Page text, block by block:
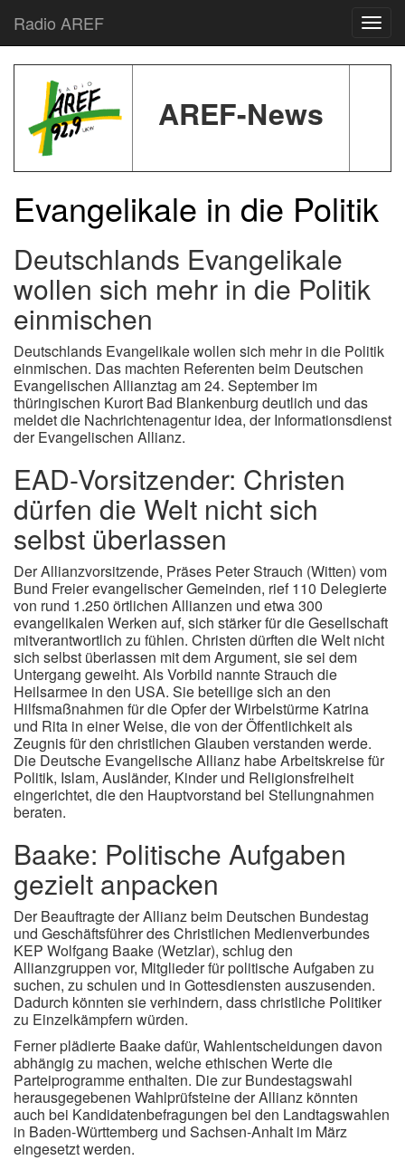
Radio AREF
AREF-News
Evangelikale in die Politik
Deutschlands Evangelikale
wollen sich mehr in die Politik
einmischen
Deutschlands Evangelikale wollen sich mehr in die Politik
einmischen. Das machten Referenten beim Deutschen
Evangelischen Allianztag am 24. September im
thüringischen Kurort Bad Blankenburg deutlich und das
meldet die Nachrichtenagentur idea, der Informationsdienst
der Evangelischen Allianz.
EAD-Vorsitzender: Christen
dürfen die Welt nicht sich
selbst überlassen
Der Allianzvorsitzende, Präses Peter Strauch (Witten) vom
Bund Freier evangelischer Gemeinden, rief 110 Delegierte
von rund 1.250 örtlichen Allianzen und etwa 300
evangelikalen Werken auf, sich stärker für die Gesellschaft
mitverantwortlich zu fühlen. Christen dürften die Welt nicht
sich selbst überlassen mit dem Argument, sie sei dem
Untergang geweiht. Als Vorbild nannte Strauch die
Heilsarmee in den USA. Sie beteilige sich an den
Hilfsmaßnahmen für die Opfer der Wirbelstürme Katrina
und Rita in einer Weise, die von der Öffentlichkeit als
Zeugnis für den christlichen Glauben verstanden werde.
Die Deutsche Evangelische Allianz habe Arbeitskreise für
Politik, Islam, Ausländer, Kinder und Religionsfreiheit
eingerichtet, die den Hauptvorstand bei Stellungnahmen
beraten.
Baake: Politische Aufgaben
gezielt anpacken
Der Beauftragte der Allianz beim Deutschen Bundestag
und Geschäftsführer des Christlichen Medienverbundes
KEP Wolfgang Baake (Wetzlar), schlug den
Allianzgruppen vor, Mitglieder für politische Aufgaben zu
suchen, zu schulen und in Gottesdiensten auszusenden.
Dadurch könnten sie verhindern, dass christliche Politiker
zu Einzelkämpfern würden.
Ferner plädierte Baake dafür, Wahlentscheidungen davon
abhängig zu machen, welche ethischen Werte die
Parteiprogramme enthalten. Die zur Bundestagswahl
herausgegebenen Wahlprüfsteine der Allianz könnten
auch bei Kandidatenbefragungen bei den Landtagswahlen
in Baden-Württemberg und Sachsen-Anhalt im März
eingesetzt werden.